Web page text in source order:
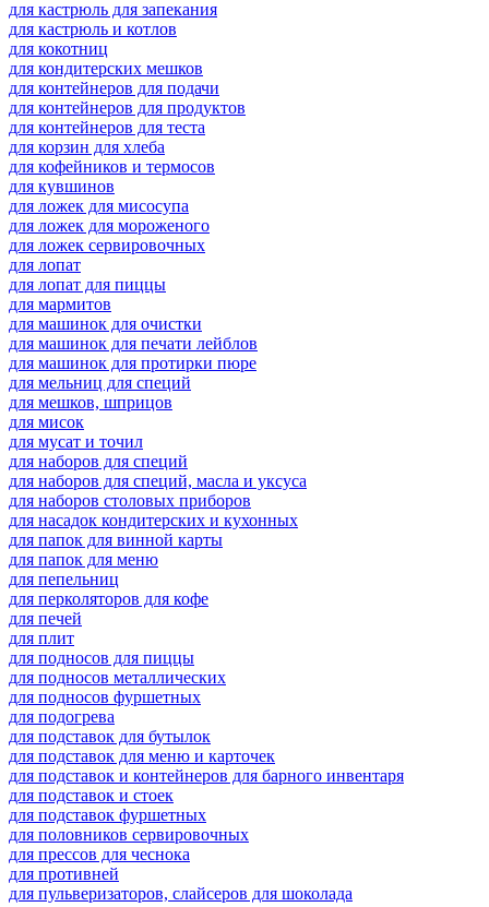
для кастрюль для запекания
для кастрюль и котлов
для кокотниц
для кондитерских мешков
для контейнеров для подачи
для контейнеров для продуктов
для контейнеров для теста
для корзин для хлеба
для кофейников и термосов
для кувшинов
для ложек для мисосупа
для ложек для мороженого
для ложек сервировочных
для лопат
для лопат для пиццы
для мармитов
для машинок для очистки
для машинок для печати лейблов
для машинок для протирки пюре
для мельниц для специй
для мешков, шприцов
для мисок
для мусат и точил
для наборов для специй
для наборов для специй, масла и уксуса
для наборов столовых приборов
для насадок кондитерских и кухонных
для папок для винной карты
для папок для меню
для пепельниц
для перколяторов для кофе
для печей
для плит
для подносов для пиццы
для подносов металлических
для подносов фуршетных
для подогрева
для подставок для бутылок
для подставок для меню и карточек
для подставок и контейнеров для барного инвентаря
для подставок и стоек
для подставок фуршетных
для половников сервировочных
для прессов для чеснока
для противней
для пульверизаторов, слайсеров для шоколада